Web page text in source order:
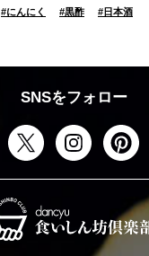
#にんにく #黒酢 #日本酒
SNSをフォロー